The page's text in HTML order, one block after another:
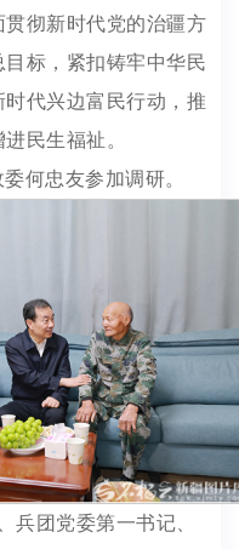
彻新时代党的治疆方
标，紧扣铸牢中华民
代兴边富民行动，推
民生福祉。
何忠友参加调研。
兵团党委第一书记、